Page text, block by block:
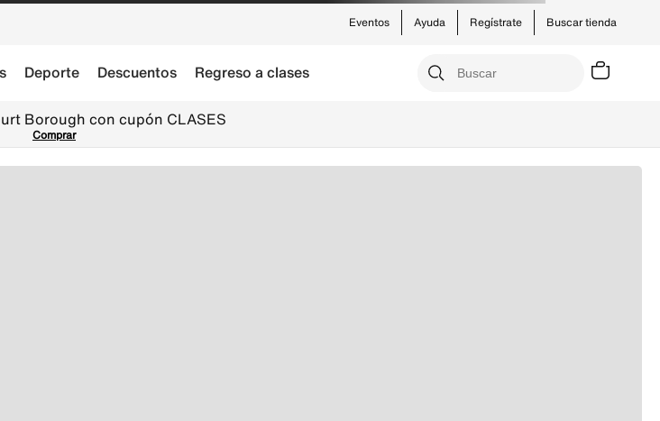
Buscar tienda
Ayuda Regístrate
Eventos
Deporte Descuentos Regreso a clases
Borough con cupón CLASES
Comprar